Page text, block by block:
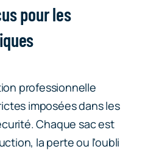
pour les
professionnelle
imposées dans les
Chaque sac est
la perte ou l’oubli